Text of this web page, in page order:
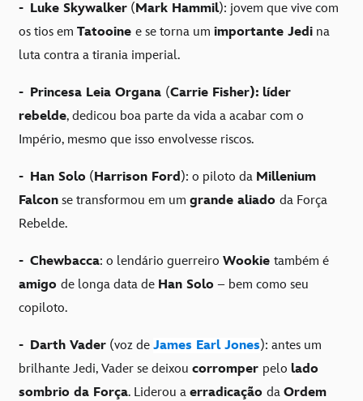
- Luke Skywalker (Mark Hammil): jovem que vive com
os tios em Tatooine e se torna um importante Jedi na
luta contra a tirania imperial.
- Princesa Leia Organa (Carrie Fisher): líder
rebelde, dedicou boa parte da vida a acabar com o
Império, mesmo que isso envolvesse riscos.
- Han Solo (Harrison Ford): o piloto da Millenium
Falcon se transformou em um grande aliado da Força
Rebelde.
- Chewbacca: o lendário guerreiro Wookie também é
amigo de longa data de Han Solo – bem como seu
copiloto.
- Darth Vader (voz de James Earl Jones): antes um
brilhante Jedi, Vader se deixou corromper pelo lado
sombrio da Força. Liderou a erradicação da Ordem